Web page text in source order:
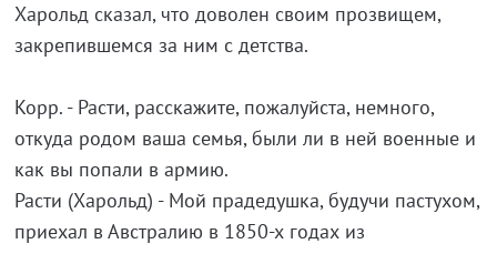
Харольд сказал, что доволен своим прозвищем,
закрепившемся за ним с детства.
Корр. - Расти, расскажите, пожалуйста, немного,
откуда родом ваша семья, были ли в ней военные и
как вы попали в армию.
Расти (Харольд) - Мой прадедушка, будучи пастухом,
приехал в Австралию в 1850-х годах из